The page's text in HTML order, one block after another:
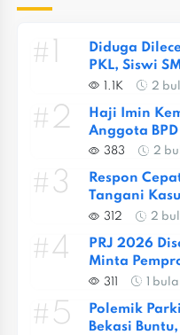
#1
Diduga
PKL, Siswi
Trauma Berat
1.1K 2
#2
Haji Imin
Anggota
383 2
#3
Respon
Tangani
Jatiasih
312 2
#4
PRJ 2026
Minta
Tiket
311 1
#5
Polemik
Bekasi